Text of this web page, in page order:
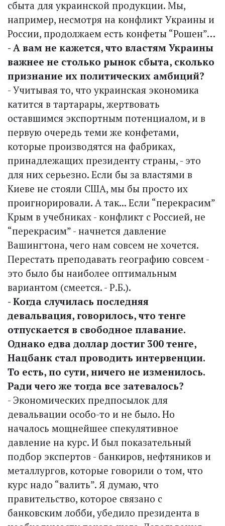
сбыта для украинской продукции. Мы,
например, несмотря на конфликт Украины и
России, продолжаем есть конфеты “Рошен”…
- А вам не кажется, что властям Украины
важнее не столько рынок сбыта, сколько
признание их политических амбиций?
- Учитывая то, что украинская экономика
катится в тартарары, жертвовать
оставшимся экспортным потенциалом, и в
первую очередь теми же конфетами,
которые производятся на фабриках,
принадлежащих президенту страны, - это
для них серьезно. Если бы за властями в
Киеве не стояли США, мы бы просто их
проигнорировали. А так... Если “перекрасим”
Крым в учебниках - конфликт с Россией, не
“перекрасим” - начнется давление
Вашингтона, чего нам совсем не хочется.
Перестать преподавать географию совсем -
это было бы наиболее оптимальным
вариантом (смеется. - Р.Б.).
- Когда случилась последняя
девальвация, говорилось, что тенге
отпускается в свободное плавание.
Однако едва доллар достиг 300 тенге,
Нацбанк стал проводить интервенции.
То есть, по сути, ничего не изменилось.
Ради чего же тогда все затевалось?
- Экономических предпосылок для
девальвации особо-то и не было. Но
началось мощнейшее спекулятивное
давление на курс. И был показательный
подбор экспертов - банкиров, нефтяников и
металлургов, которые говорили о том, что
курс надо “валить”. Я думаю, что
правительство, которое связано с
банковским лобби, убедило президента в